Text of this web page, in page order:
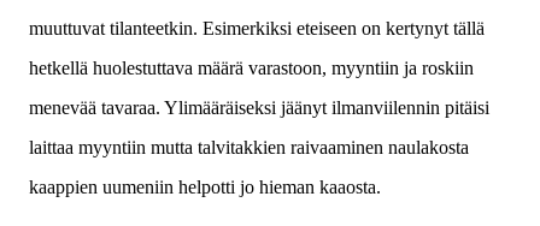
muuttuvat tilanteetkin. Esimerkiksi eteiseen on kertynyt tällä
hetkellä huolestuttava määrä varastoon, myyntiin ja roskiin
menevää tavaraa. Ylimääräiseksi jäänyt ilmanviilennin pitäisi
laittaa myyntiin mutta talvitakkien raivaaminen naulakosta
kaappien uumeniin helpotti jo hieman kaaosta.